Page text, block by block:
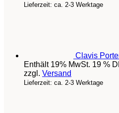
Lieferzeit: ca. 2-3 Werktage
Clavis
Enthält 19% MwSt. 19 %
zzgl. Versand
Lieferzeit: ca. 2-3 Werktage